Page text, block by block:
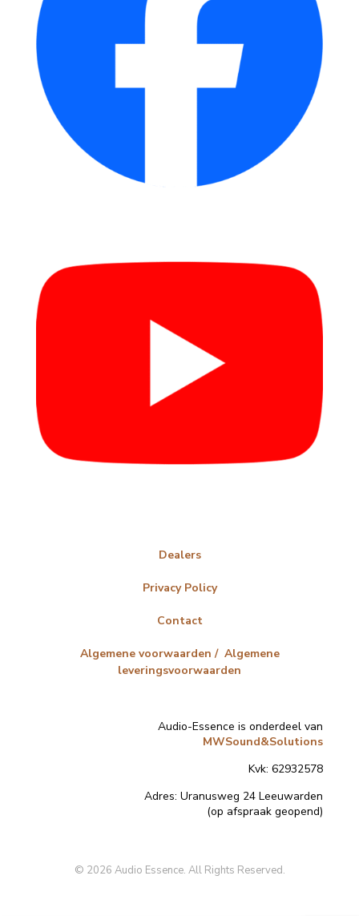
Dealers
Privacy Policy
Contact
Algemene voorwaarden / Algemene
leveringsvoorwaarden
Audio-Essence is onderdeel van
MWSound&Solutions
Kvk: 62932578
Adres: Uranusweg 24 Leeuwarden
(op afspraak geopend)
© 2026 Audio Essence. All Rights Reserved.